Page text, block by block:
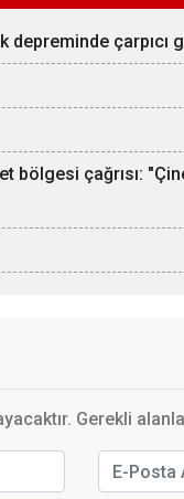
depreminde çarpıcı
bölgesi çağrısı:
Gerekli